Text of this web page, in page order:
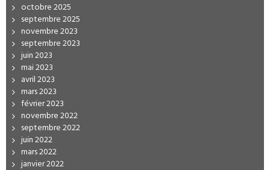
octobre 2025
septembre 2025
novembre 2023
septembre 2023
juin 2023
mai 2023
avril 2023
mars 2023
février 2023
novembre 2022
septembre 2022
juin 2022
mars 2022
janvier 2022